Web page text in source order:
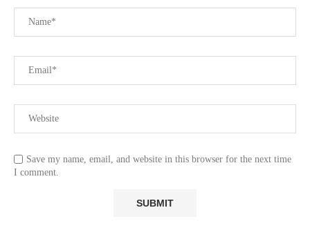
Save my name, email, and website in this browser for the next time
I comment.